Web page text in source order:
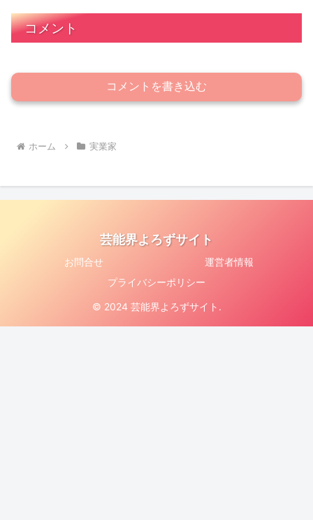
コメント
コメントを書き込む
ホーム 実業家
芸能界よろずサイト
お問合せ
運営者情報
プライバシーポリシー
© 2024 芸能界よろずサイト.